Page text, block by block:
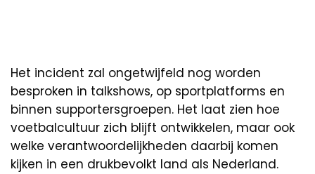
Het incident zal ongetwijfeld nog worden
besproken in talkshows, op sportplatforms en
binnen supportersgroepen. Het laat zien hoe
voetbalcultuur zich blijft ontwikkelen, maar ook
welke verantwoordelijkheden daarbij komen
kijken in een drukbevolkt land als Nederland.